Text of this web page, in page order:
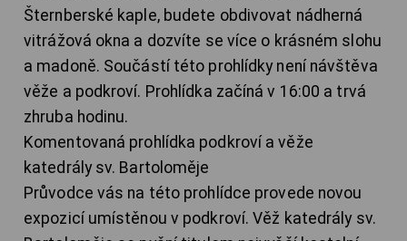
Šternberské kaple, budete obdivovat nádherná
vitrážová okna a dozvíte se více o krásném slohu
a madoně. Součástí této prohlídky není návštěva
věže a podkroví. Prohlídka začíná v 16:00 a trvá
zhruba hodinu.
Komentovaná prohlídka podkroví a věže
katedrály sv. Bartoloměje
Průvodce vás na této prohlídce provede novou
expozicí umístěnou v podkroví. Věž katedrály sv.